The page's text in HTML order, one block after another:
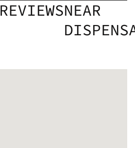
REVIEWSNEAR